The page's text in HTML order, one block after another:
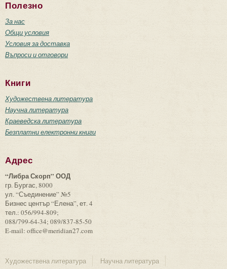
Полезно
За нас
Общи условия
Условия за доставка
Въпроси и отговори
Книги
Художествена литература
Научна литература
Краеведска литература
Безплатни електронни книги
Адрес
“Либра Скорп” ООД
гр. Бургас, 8000
ул. “Съединение” №5
Бизнес център “Елена”, ет. 4
тел.: 056/994-809;
088/799-64-34; 089/837-85-50
E-mail: office@meridian27.com
Художествена литература Научна литература